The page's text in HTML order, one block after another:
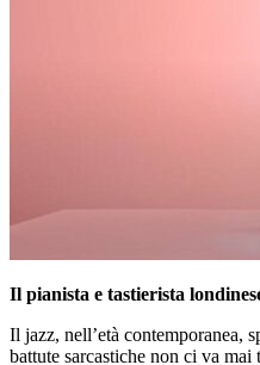
Il pianista e tastierista
Il jazz, nell’età contemporanea,
battute sarcastiche non ci va mai